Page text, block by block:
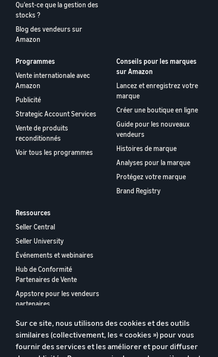
Qu'est-ce que la gestion des
stocks ?
Blog des vendeurs sur
Amazon
Programmes
Vente internationale avec
Amazon
Publicité
Strategic Account Services
Vente de produits
reconditionnés
Voir tous les programmes
Conseils pour les marques
sur Amazon
Lancez et enregistrez votre
marque
Créer une boutique en ligne
Guide pour les nouveaux
vendeurs
Histoires de marque
Analyses pour la marque
Protégez votre marque
Brand Registry
Ressources
Seller Central
Seller University
Événements et webinaires
Hub de Conformité
Partenaires de Vente
Appstore pour les vendeurs
partenaires
vendeurs partenaires
européens
Sur ce site, nous utilisons des cookies et des outils
similaires (collectivement, les « cookies ») pour vous
fournir des services et les améliorer et pour diffuser